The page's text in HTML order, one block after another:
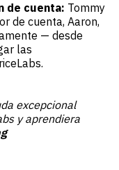
de cuenta: Tommy
de cuenta, Aaron,
— desde
las
excepcional
y aprendiera